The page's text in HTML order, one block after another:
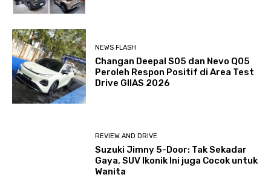
NEWS FLASH
Changan Deepal S05 dan Nevo Q05
Peroleh Respon Positif di Area Test
Drive GIIAS 2026
REVIEW AND DRIVE
Suzuki Jimny 5-Door: Tak Sekadar
Gaya, SUV Ikonik Ini juga Cocok untuk
Wanita